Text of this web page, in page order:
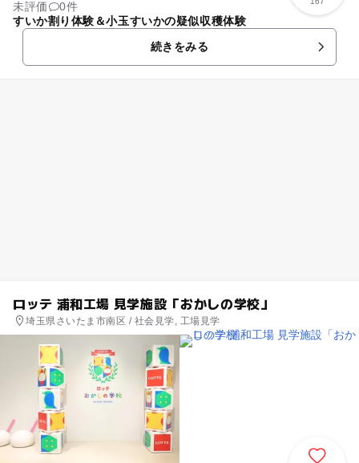
未評価
0件
すいか割り体験＆小玉すいかの疑似収穫体験
続きをみる
ロッテ 浦和工場 見学施設「おかしの学校」
埼玉県さいたま市南区 / 社会見学, 工場見学